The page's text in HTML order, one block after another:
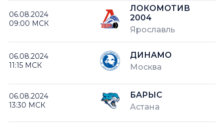
06.08.2024
09:00 МСК
ЛОКОМОТИВ
2004
Ярославль
06.08.2024
11:15 МСК
ДИНАМО
Москва
06.08.2024
13:30 МСК
БАРЫС
Астана